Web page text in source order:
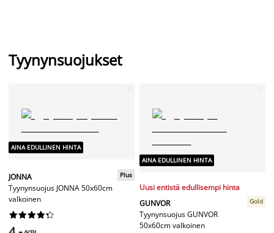
Tyynynsuojukset
AINA EDULLINEN HINTA
JONNA
Tyynynsuojus JONNA 50x60cm
valkoinen
Plus






AINA EDULLINEN HINTA
Uusi entistä edullisempi hinta
GUNVOR
Tyynynsuojus GUNVOR
50x60cm valkoinen
Gold